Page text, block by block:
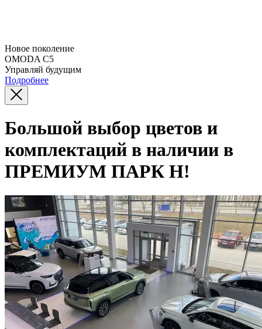
Новое поколение
OMODA C5
Управляй будущим
Подробнее
Большой выбор цветов и
комплектаций в наличии в
ПРЕМИУМ ПАРК Н!